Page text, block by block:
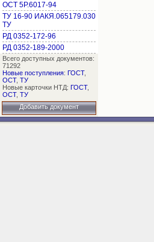
ОСТ 5Р.6017-94
ТУ 16-90 ИАКЯ.065179.030
ТУ
РД 0352-172-96
РД 0352-189-2000
Всего доступных документов:
71292
Новые поступления: ГОСТ,
ОСТ, ТУ
Новые карточки НТД: ГОСТ,
ОСТ, ТУ
Добавить документ